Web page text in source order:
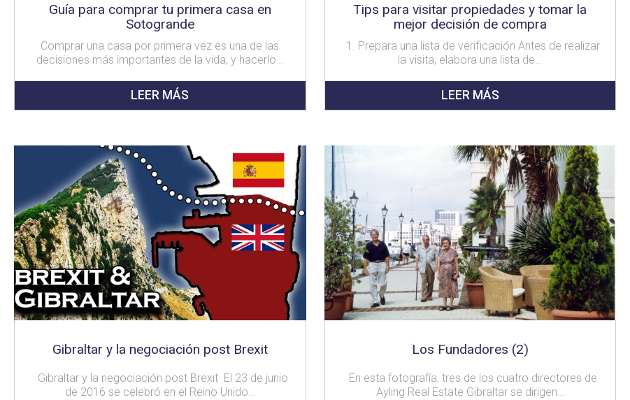
Guía para comprar tu primera casa en
Sotogrande
Comprar una casa por primera vez es una de las
decisiones más importantes de la vida, y hacerlo…
LEER MÁS
Tips para visitar propiedades y tomar la
mejor decisión de compra
1. Prepara una lista de verificación Antes de realizar
la visita, elabora una lista de…
LEER MÁS
Gibraltar y la negociación post Brexit
Gibraltar y la negociación post Brexit El 23 de junio
de 2016 se celebró en el Reino Unido…
Los Fundadores (2)
En esta fotografía, tres de los cuatro directores de
Ayling Real Estate Gibraltar se dirigen…